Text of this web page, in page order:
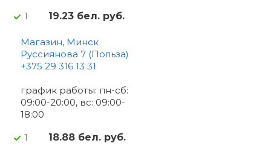
1 19.23 бел. руб.
Магазин, Минск
Руссиянова 7 (Польза)
+375 29 316 13 31
график работы: пн-сб:
09:00-20:00, вс: 09:00-
18:00
1 18.88 бел. руб.